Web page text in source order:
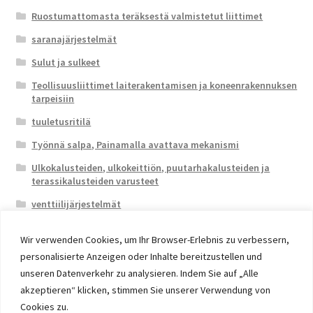
Wir verwenden Cookies, um Ihr Browser-Erlebnis zu verbessern,
personalisierte Anzeigen oder Inhalte bereitzustellen und
unseren Datenverkehr zu analysieren. Indem Sie auf „Alle
akzeptieren“ klicken, stimmen Sie unserer Verwendung von
Cookies zu.
Ruostumattomasta teräksestä valmistetut liittimet
saranajärjestelmät
Sulut ja sulkeet
Teollisuusliittimet laiterakentamisen ja koneenrakennuksen
tarpeisiin
tuuletusritilä
Työnnä salpa, Painamalla avattava mekanismi
Ulkokalusteiden, ulkokeittiön, puutarhakalusteiden ja
terassikalusteiden varusteet
venttiilijärjestelmät
© 2026 Eruon Trade UG, Germany, member of the ERUON